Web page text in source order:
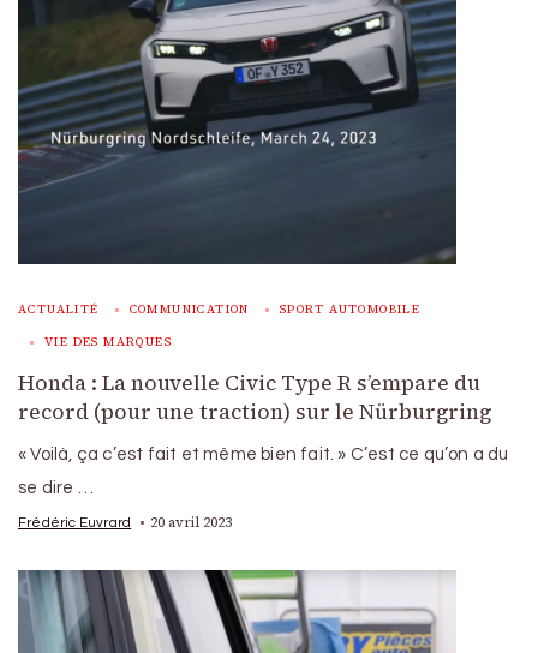
ACTUALITÉ COMMUNICATION SPORT AUTOMOBILE
VIE DES MARQUES
Honda : La nouvelle Civic Type R s’empare du
record (pour une traction) sur le Nürburgring
« Voilà, ça c’est fait et même bien fait. » C’est ce qu’on a du
se dire …
Frédéric Euvrard 20 avril 2023